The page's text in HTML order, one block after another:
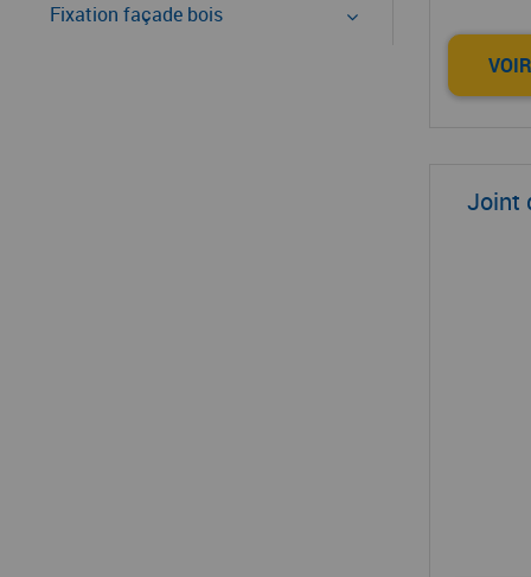
Fixation façade bois
Joint